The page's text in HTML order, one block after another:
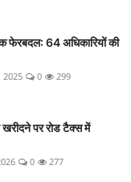
फेरबदल: 64 अधिकारियों की
2025 0 299
खरीदने पर रोड टैक्स में
0 277